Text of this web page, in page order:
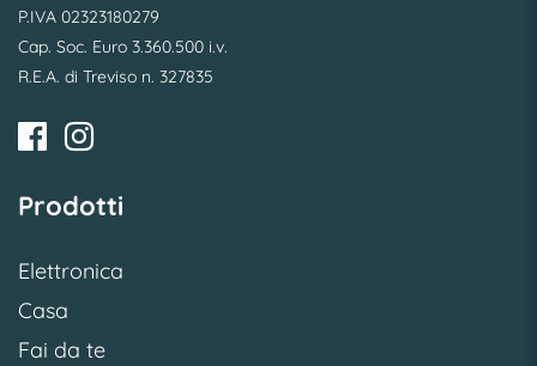
P.IVA 02323180279
Cap. Soc. Euro 3.360.500 i.v.
R.E.A. di Treviso n. 327835
Prodotti
Elettronica
Casa
Fai da te